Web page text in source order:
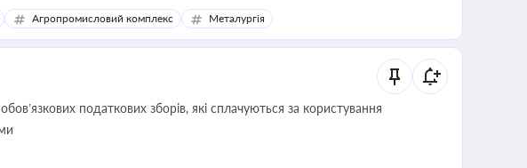
Агропромисловий комплекс Металургія
податкових зборів, які сплачуються за користування